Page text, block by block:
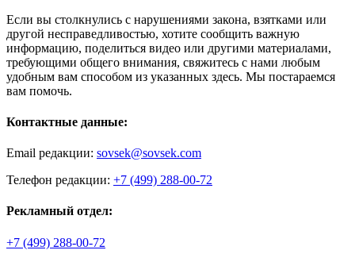
Если вы столкнулись с нарушениями закона, взятками или
другой несправедливостью, хотите сообщить важную
информацию, поделиться видео или другими материалами,
требующими общего внимания, свяжитесь с нами любым
удобным вам способом из указанных здесь. Мы постараемся
вам помочь.
Контактные данные:
Email редакции: sovsek@sovsek.com
Телефон редакции: +7 (499) 288-00-72
Рекламный отдел:
+7 (499) 288-00-72